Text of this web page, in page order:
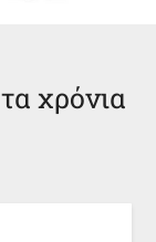
χρόνια